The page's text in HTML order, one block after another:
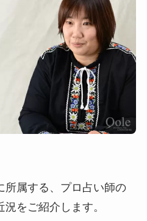
所属する、プロ占い師の
をご紹介します。